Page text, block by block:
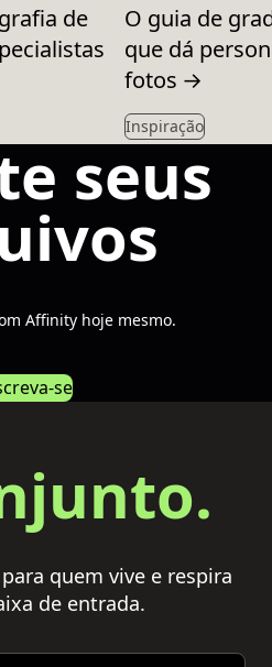
de
O guia de
que dá
fotos →
Inspiração
seus
Affinity hoje mesmo.
se
quem vive e respira
de entrada.